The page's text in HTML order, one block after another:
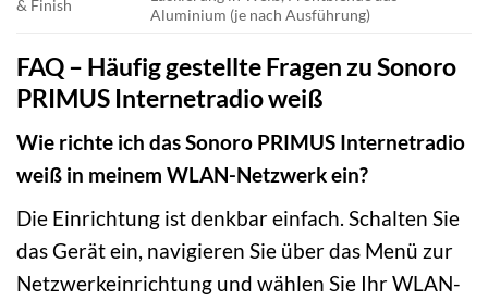
& Finish
Aluminium (je nach Ausführung)
FAQ – Häufig gestellte Fragen zu Sonoro
PRIMUS Internetradio weiß
Wie richte ich das Sonoro PRIMUS Internetradio
weiß in meinem WLAN-Netzwerk ein?
Die Einrichtung ist denkbar einfach. Schalten Sie
das Gerät ein, navigieren Sie über das Menü zur
Netzwerkeinrichtung und wählen Sie Ihr WLAN-